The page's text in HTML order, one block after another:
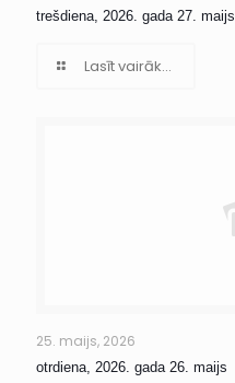
trešdiena, 2026. gada 27. maijs
Lasīt vairāk...
25. maijs, 2026
otrdiena, 2026. gada 26. maijs